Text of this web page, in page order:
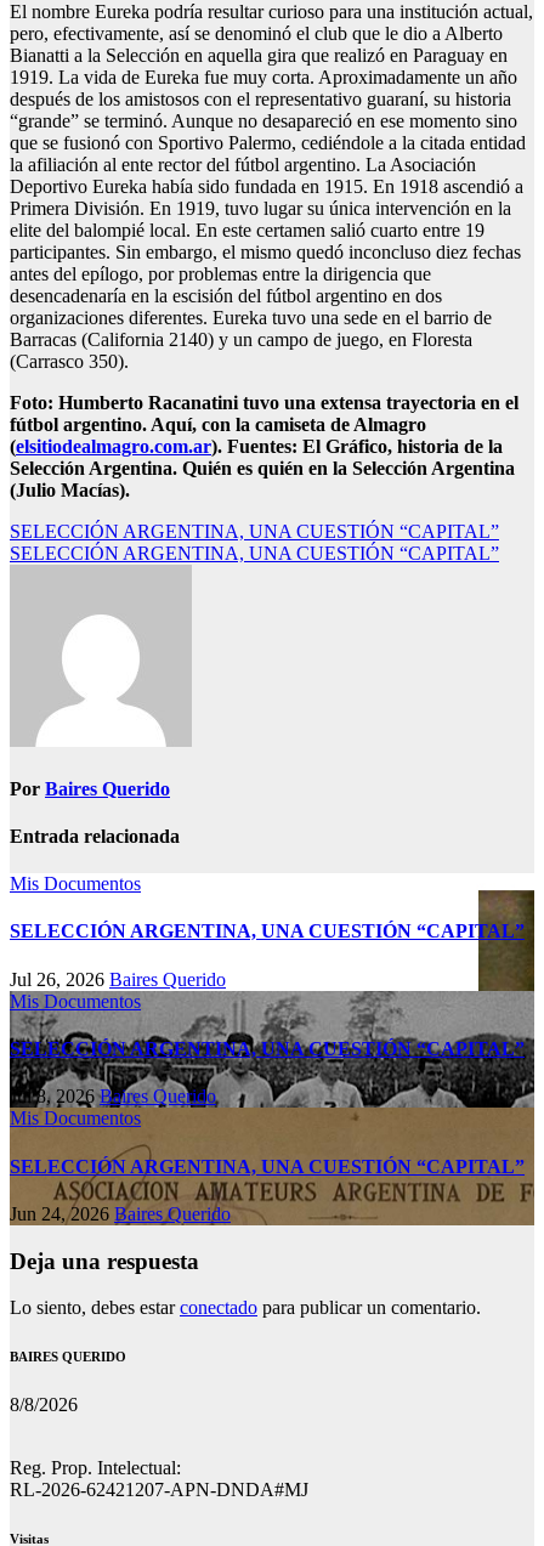
El nombre Eureka podría resultar curioso para una institución actual,
pero, efectivamente, así se denominó el club que le dio a Alberto
Bianatti a la Selección en aquella gira que realizó en Paraguay en
1919. La vida de Eureka fue muy corta. Aproximadamente un año
después de los amistosos con el representativo guaraní, su historia
“grande” se terminó. Aunque no desapareció en ese momento sino
que se fusionó con Sportivo Palermo, cediéndole a la citada entidad
la afiliación al ente rector del fútbol argentino. La Asociación
Deportivo Eureka había sido fundada en 1915. En 1918 ascendió a
Primera División. En 1919, tuvo lugar su única intervención en la
elite del balompié local. En este certamen salió cuarto entre 19
participantes. Sin embargo, el mismo quedó inconcluso diez fechas
antes del epílogo, por problemas entre la dirigencia que
desencadenaría en la escisión del fútbol argentino en dos
organizaciones diferentes. Eureka tuvo una sede en el barrio de
Barracas (California 2140) y un campo de juego, en Floresta
(Carrasco 350).
Foto: Humberto Racanatini tuvo una extensa trayectoria en el
fútbol argentino. Aquí, con la camiseta de Almagro
(elsitiodealmagro.com.ar). Fuentes: El Gráfico, historia de la
Selección Argentina. Quién es quién en la Selección Argentina
(Julio Macías).
Navegación
de
SELECCIÓN ARGENTINA, UNA CUESTIÓN “CAPITAL”
SELECCIÓN ARGENTINA, UNA CUESTIÓN “CAPITAL”
Por Baires Querido
Entrada relacionada
Mis Documentos
SELECCIÓN ARGENTINA, UNA CUESTIÓN “CAPITAL”
Jul 26, 2026 Baires Querido
Mis Documentos
SELECCIÓN ARGENTINA, UNA CUESTIÓN “CAPITAL”
Jul 8, 2026Baires Querido
Mis Documentos
SELECCIÓN ARGENTINA, UNA CUESTIÓN “CAPITAL”
Jun 24, 2026 Baires Querido
Deja una respuesta
Lo siento, debes estarconectado para publicar un comentario.
BAIRES QUERIDO
8/8/2026
Reg. Prop. Intelectual:
RL-2026-62421207-APN-DNDA#MJ
Visitas